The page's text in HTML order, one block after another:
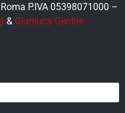
P.IVA 05398071000 –
& Gianluca Gentile